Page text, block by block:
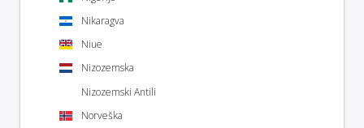
Nikaragva
Niue
Nizozemska
Nizozemski Antili
Norveška